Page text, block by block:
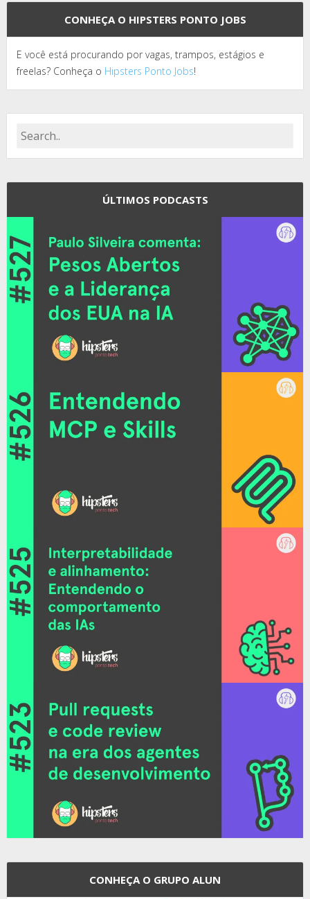
CONHEÇA O HIPSTERS PONTO JOBS
E você está procurando por vagas, trampos, estágios e
freelas? Conheça o Hipsters Ponto Jobs!
ÚLTIMOS PODCASTS
CONHEÇA O GRUPO ALUN